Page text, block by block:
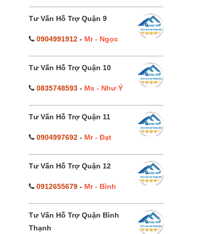
Tư Vấn Hỗ Trợ Quận 9
0904991912- Mr - Ngọc
Tư Vấn Hỗ Trợ Quận 10
0835748593- Ms - Như Ý
Tư Vấn Hỗ Trợ Quận 11
0904997692- Mr - Đạt
Tư Vấn Hỗ Trợ Quận 12
0912655679- Mr - Bình
Tư Vấn Hỗ Trợ Quận Bình
Thạnh